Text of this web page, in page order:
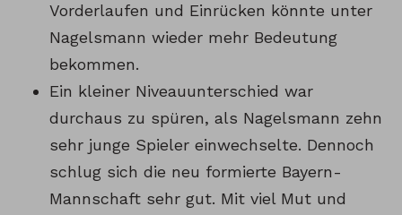
Vorderlaufen und Einrücken könnte unter
Nagelsmann wieder mehr Bedeutung
bekommen.
Ein kleiner Niveauunterschied war
durchaus zu spüren, als Nagelsmann zehn
sehr junge Spieler einwechselte. Dennoch
schlug sich die neu formierte Bayern-
Mannschaft sehr gut. Mit viel Mut und